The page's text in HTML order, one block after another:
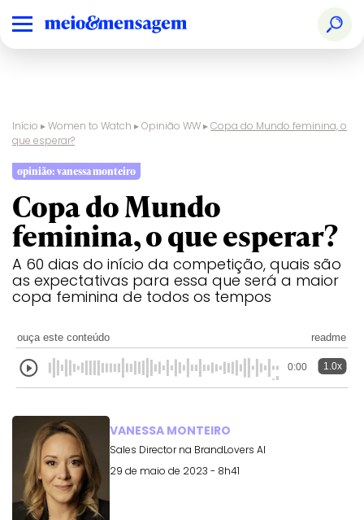
Início ▸Women to Watch ▸Opinião WW▸Copa do Mundo feminina, o
que esperar?
opinião: vanessa monteiro
Copa do Mundo
feminina, o que esperar?
A 60 dias do início da competição, quais são
as expectativas para essa que será a maior
copa feminina de todos os tempos
ouça este conteúdo readme
0:00 1.0x
VANESSA MONTEIRO
Sales Director na BrandLovers AI
29 de maio de 2023 - 8h41